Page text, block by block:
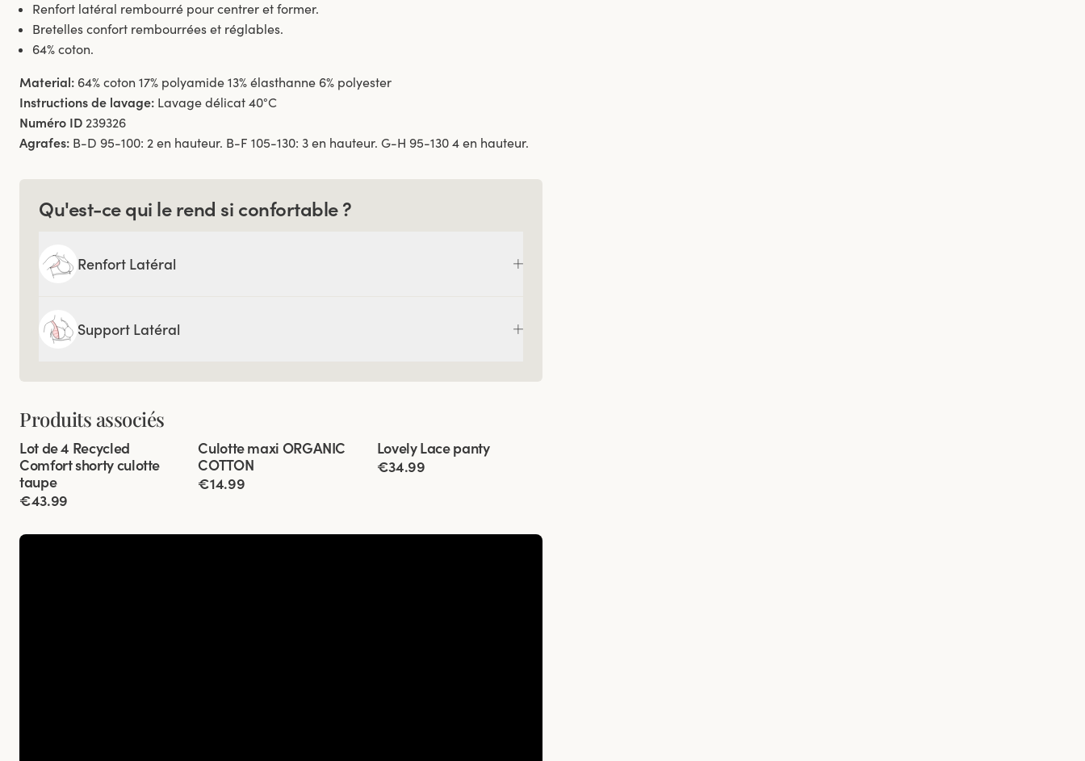
Renfort latéral rembourré pour centrer et former.
Bretelles confort rembourrées et réglables.
64% coton.
Material: 64% coton 17% polyamide 13% élasthanne 6% polyester
Instructions de lavage: Lavage délicat 40°C
Numéro ID 239326
Agrafes: B-D 95-100: 2 en hauteur. B-F 105-130: 3 en hauteur. G-H 95-130 4 en hauteur.
Qu'est-ce qui le rend si confortable ?
Renfort Latéral
Support Latéral
Produits associés
Viewing image 1 of 3
Lot de 4 Recycled
Comfort shorty culotte
taupe
€43.99
Viewing image 1 of 3
4 pour 3
Culotte maxi ORGANIC
COTTON
€14.99
Viewing image 1 of 2
4 pour 3 Nouvelle couleur
Lovely Lace panty
€34.99